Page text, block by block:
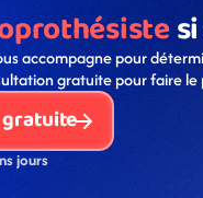
si
accompagne pour
gratuite pour faire
jours